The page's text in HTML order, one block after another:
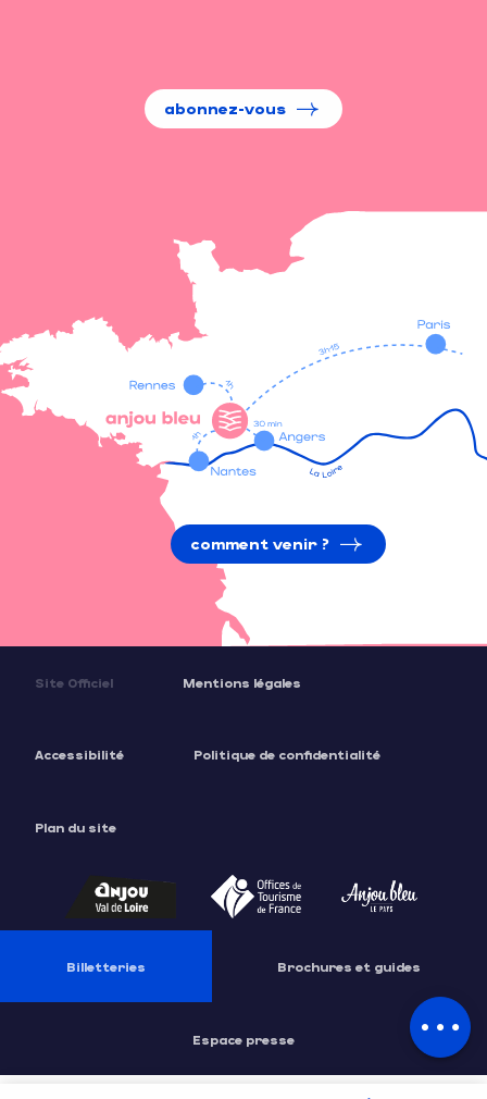
Description
Tarifs
abonnez-vous
comment venir ?
Site Officiel Mentions légales
Accessibilité Politique de confidentialité
Plan du site
Billetteries Brochures et guides
Espace presse